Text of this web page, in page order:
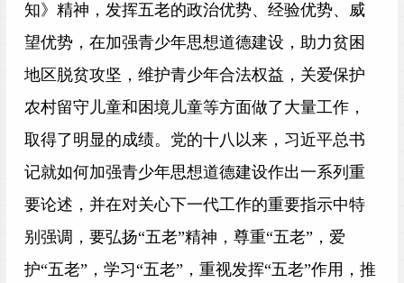
知》精神，发挥五老的政治优势、经验优势、威
望优势，在加强青少年思想道德建设，助力贫困
地区脱贫攻坚，维护青少年合法权益，关爱保护
农村留守儿童和困境儿童等方面做了大量工作，
取得了明显的成绩。党的十八以来，习近平总书
记就如何加强青少年思想道德建设作出一系列重
要论述，并在对关心下一代工作的重要指示中特
别强调，要弘扬“五老”精神，尊重“五老”，爱
护“五老”，学习“五老”，重视发挥“五老”作用，推